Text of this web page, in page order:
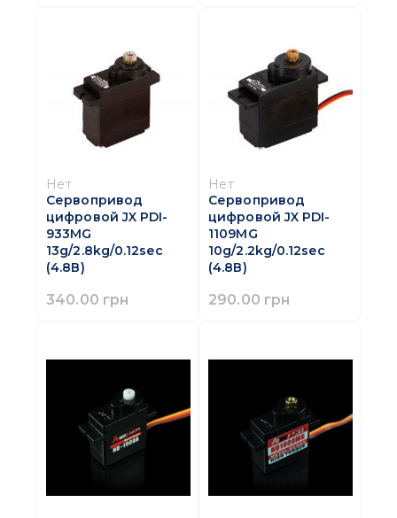
Нет
Сервопривод
цифровой JX PDI-
933MG
13g/2.8kg/0.12sec
(4.8В)
340.00 грн
Нет
Сервопривод
цифровой JX PDI-
1109MG
10g/2.2kg/0.12sec
(4.8В)
290.00 грн